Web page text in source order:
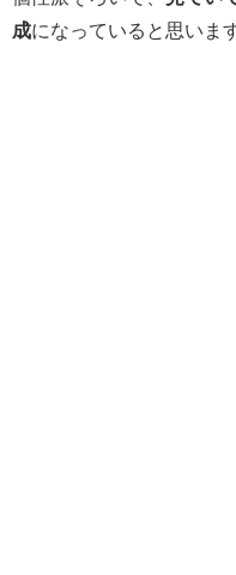
成になっていると思いま